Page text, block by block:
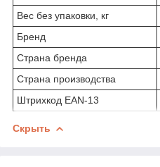
Вес без упаковки, кг
Бренд
Страна бренда
Страна производства
Штрихкод EAN-13
Скрыть